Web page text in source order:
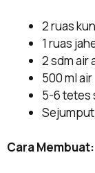
2 ruas
1 ruas
2 sdm air
500 ml air
5-6 tetes
Cara Membuat: